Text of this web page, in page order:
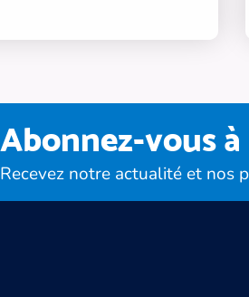
Abonnez-vous
Recevez notre actualité et nos